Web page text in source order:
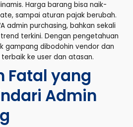
Harga barang bisa naik-
sampai aturan pajak berubah.
admin purchasing, bahkan sekali
terkini. Dengan pengetahuan
gampang dibodohin vendor dan
ke user dan atasan.
Fatal yang
Admin